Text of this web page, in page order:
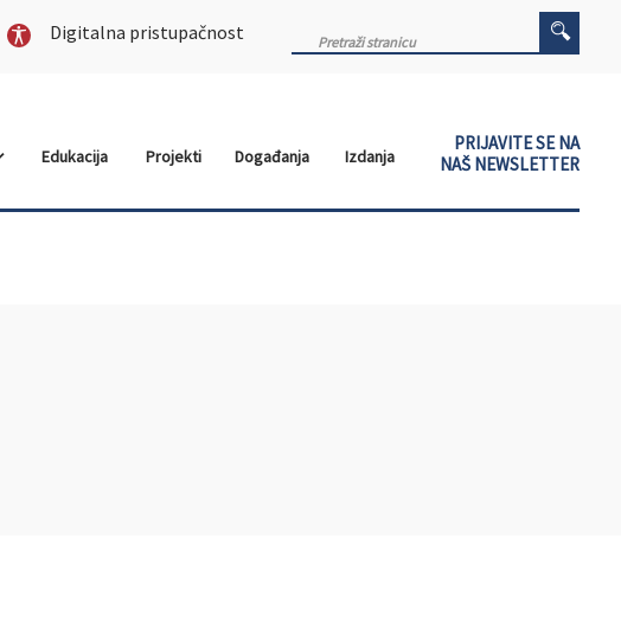
Digitalna pristupačnost
Edukacija Projekti Događanja Izdanja
PRIJAVITE SE NA
NAŠ NEWSLETTER